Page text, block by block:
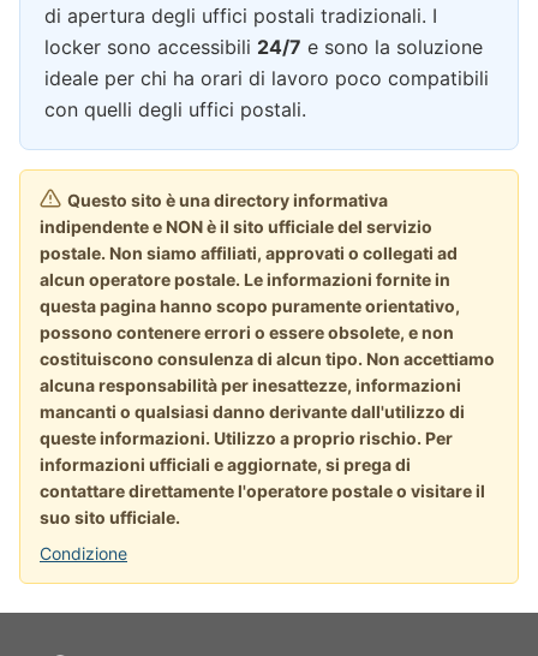
di apertura degli uffici postali tradizionali. I
locker sono accessibili 24/7 e sono la soluzione
ideale per chi ha orari di lavoro poco compatibili
con quelli degli uffici postali.
Questo sito è una directory informativa
indipendente e NON è il sito ufficiale del servizio
postale. Non siamo affiliati, approvati o collegati ad
alcun operatore postale. Le informazioni fornite in
questa pagina hanno scopo puramente orientativo,
possono contenere errori o essere obsolete, e non
costituiscono consulenza di alcun tipo. Non accettiamo
alcuna responsabilità per inesattezze, informazioni
mancanti o qualsiasi danno derivante dall'utilizzo di
queste informazioni. Utilizzo a proprio rischio. Per
informazioni ufficiali e aggiornate, si prega di
contattare direttamente l'operatore postale o visitare il
suo sito ufficiale.
Condizione